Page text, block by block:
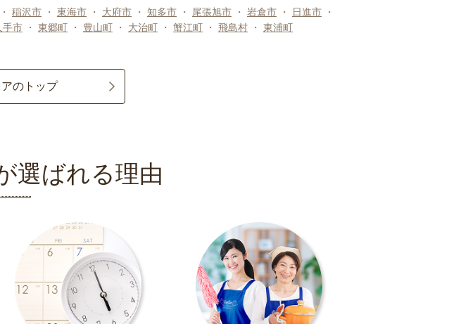
・ 稲沢市 ・ 東海市 ・ 大府市 ・ 知多市 ・ 尾張旭市 ・ 岩倉市 ・ 日進市 ・
手市 ・ 東郷町 ・ 豊山町 ・ 大治町 ・ 蟹江町 ・ 飛島村 ・ 東浦町
のトップ
選ばれる理由